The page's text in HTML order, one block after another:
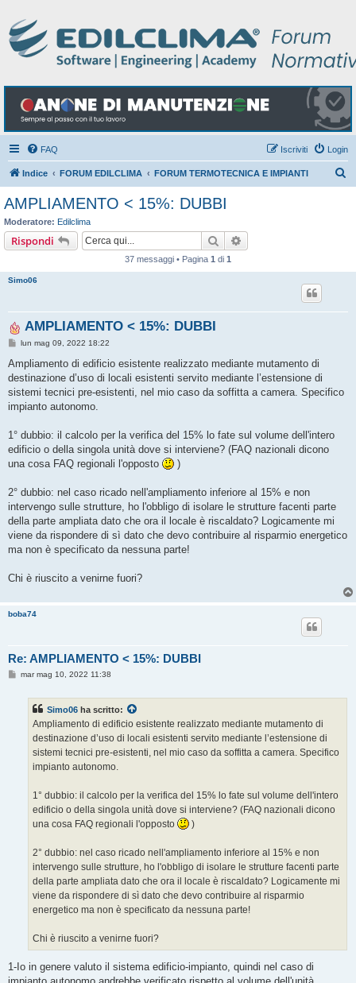
FAQ Login
Iscriviti
Indice FORUM EDILCLIMA FORUM TERMOTECNICA E IMPIANTI
AMPLIAMENTO < 15%: DUBBI
Moderatore: Edilclima
Rispondi Cerca
37 messaggi • Pagina 1 di 1
Simo06
AMPLIAMENTO < 15%: DUBBI
M
s
a
g
i
lun mag 09, 2022 18:22
Ampliamento di edificio esistente realizzato mediante mutamento di
destinazione d’uso di locali esistenti servito mediante l’estensione di
sistemi tecnici pre-esistenti, nel mio caso da soffitta a camera. Specifico
impianto autonomo.
1° dubbio: il calcolo per la verifica del 15% lo fate sul volume dell'intero
edificio o della singola unità dove si interviene? (FAQ nazionali dicono
una cosa FAQ regionali l'opposto
)
2° dubbio: nel caso ricado nell'ampliamento inferiore al 15% e non
intervengo sulle strutture, ho l'obbligo di isolare le strutture facenti parte
della parte ampliata dato che ora il locale è riscaldato? Logicamente mi
viene da rispondere di sì dato che devo contribuire al risparmio energetico
ma non è specificato da nessuna parte!
Chi è riuscito a venirne fuori?
boba74
Re: AMPLIAMENTO < 15%: DUBBI
Mmar mag 10, 2022 11:38
Simo06 ha scritto:
Ampliamento di edificio esistente realizzato mediante mutamento di
destinazione d’uso di locali esistenti servito mediante l’estensione di
sistemi tecnici pre-esistenti, nel mio caso da soffitta a camera. Specifico
impianto autonomo.
1° dubbio: il calcolo per la verifica del 15% lo fate sul volume dell'intero
edificio o della singola unità dove si interviene? (FAQ nazionali dicono
una cosa FAQ regionali l'opposto
)
2° dubbio: nel caso ricado nell'ampliamento inferiore al 15% e non
intervengo sulle strutture, ho l'obbligo di isolare le strutture facenti parte
della parte ampliata dato che ora il locale è riscaldato? Logicamente mi
viene da rispondere di sì dato che devo contribuire al risparmio
energetico ma non è specificato da nessuna parte!
Chi è riuscito a venirne fuori?
1-Io in genere valuto il sistema edificio-impianto, quindi nel caso di